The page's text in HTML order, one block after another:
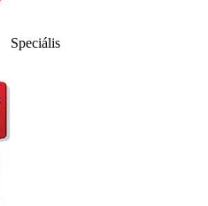
Speciális